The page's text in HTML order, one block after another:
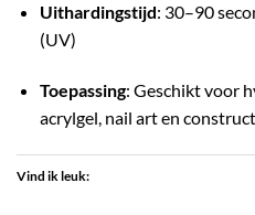
Uithardingstijd: 30–90
(UV)
Toepassing: Geschikt voor
acrylgel, nail art en
Vind ik leuk: